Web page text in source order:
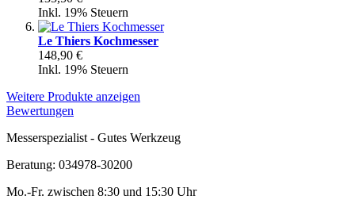
Inkl. 19% Steuern
Le Thiers Kochmesser
148,90 €
Inkl. 19% Steuern
Weitere Produkte anzeigen
Bewertungen
Messerspezialist - Gutes Werkzeug
Beratung: 034978-30200
Mo.-Fr. zwischen 8:30 und 15:30 Uhr